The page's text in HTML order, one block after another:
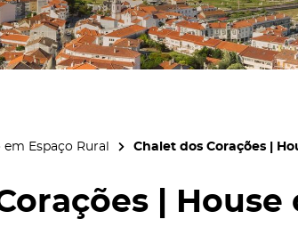
Espaço Rural Chalet dos Corações |
| House